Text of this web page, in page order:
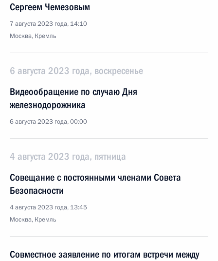
Сергеем Чемезовым
7 августа 2023 года, 14:10
Москва, Кремль
6 августа 2023 года, воскресенье
Видеообращение по случаю Дня
железнодорожника
6 августа 2023 года, 00:00
4 августа 2023 года, пятница
Совещание с постоянными членами Совета
Безопасности
4 августа 2023 года, 13:45
Москва, Кремль
Совместное заявление по итогам встречи между